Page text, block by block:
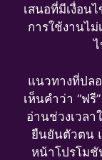
เสนอที่มีเงื่อน
การใช้งานไ
แนวทางที่ปล
เห็นคำว่า “ฟ
อ่านช่วงเวล
ยืนยันตัวตน
หน้าโปรโมชั